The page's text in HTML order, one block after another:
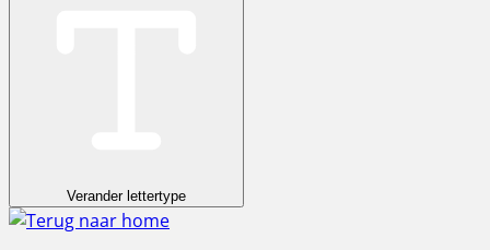
Verander lettertype